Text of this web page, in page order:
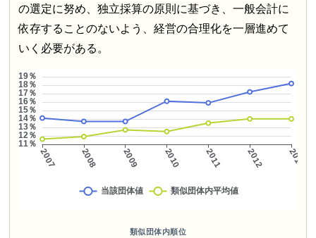
の選定に努め、独立採算の原則に基づき、一般会計に
依存することのないよう、経営の合理化を一層進めて
いく必要がある。
類似団体内順位